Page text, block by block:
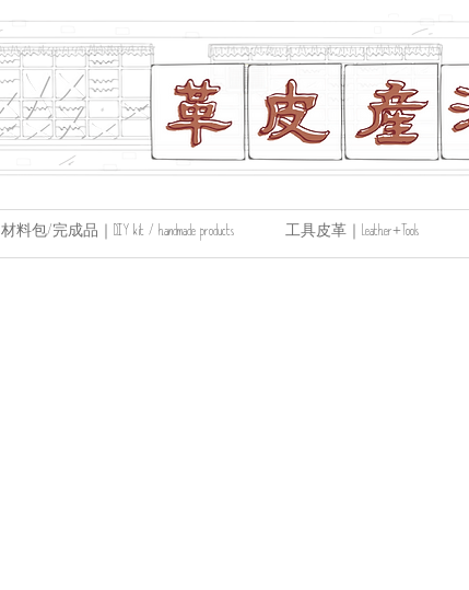
材料包/完成品｜DIY kit / handmade products 工具皮革｜Leather+Tools